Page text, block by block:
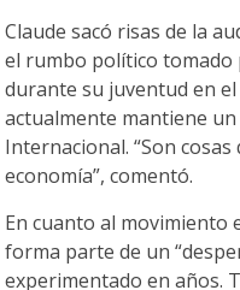
Claude sacó risas de la
el rumbo político
durante su juventud en
actualmente mantiene
Internacional. “Son
economía”, comentó.
En cuanto al movimiento
forma parte de un
experimentado en años.